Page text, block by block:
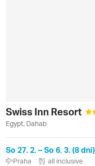
Swiss Inn Resort
Egypt, Dahab
So 27. 2. – So 6. 3. (8 dní)
Praha all inclusive